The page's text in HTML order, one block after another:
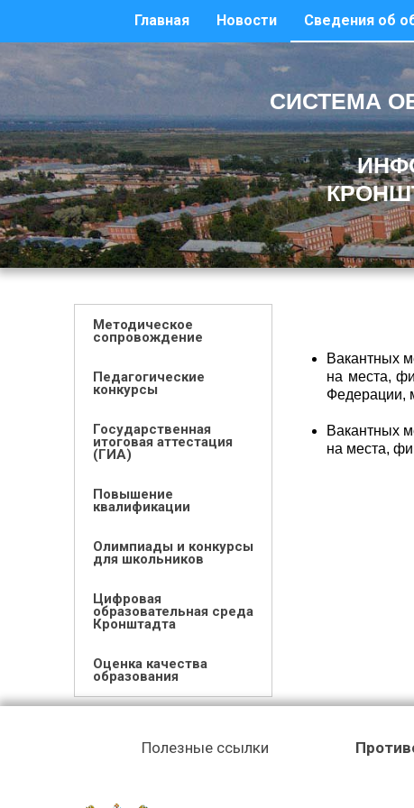
Главная Новости Сведения об
СИСТЕМА
Методическое
сопровождение
Педагогические
конкурсы
Государственная
итоговая аттестация
(ГИА)
Повышение
квалификации
Олимпиады и конкурсы
для школьников
Цифровая
образовательная среда
Кронштадта
Оценка качества
образования
Вакантных
на места,
Федерации,
Вакантных
на места,
Полезные ссылки